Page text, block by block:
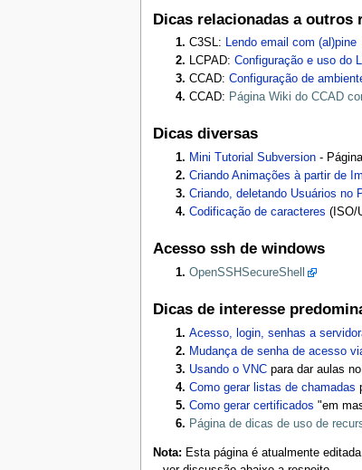
Dicas relacionadas a outros
C3SL: Lendo email com (al)pine
LCPAD:Configuração e uso do
CCAD:Configuração de
CCAD: Página Wiki do CCAD
Dicas diversas
Mini Tutorial Subversion -
Criando Animações à partir de
Criando, deletando Usuários no
Codificação de caracteres (ISO/
Acesso ssh de windows
OpenSSHSecureShell
Dicas de interesse
Acesso, login, senhas a
Mudança de senha de acesso
Usando o VNC para dar aulas
Como gerar listas de chamadas
Como gerar certificados "em
Página de dicas de uso de
Nota: Esta página é atualmente